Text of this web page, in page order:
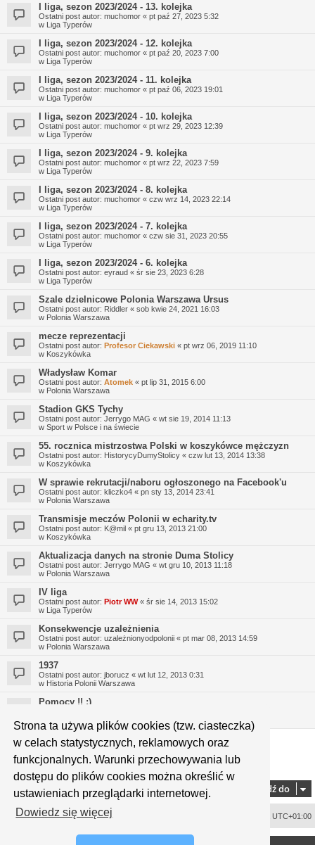
Strona ta używa plików cookies (tzw. ciasteczka)
w celach statystycznych, reklamowych oraz
funkcjonalnych. Warunki przechowywania lub
dostępu do plików cookies można określić w
ustawieniach przeglądarki internetowej.
Dowiedz się więcej
I liga, sezon 2023/2024 - 13. kolejka
Ostatni post autor: muchomor « pt paź 27, 2023 5:32
w Liga Typerów
I liga, sezon 2023/2024 - 12. kolejka
Ostatni post autor: muchomor « pt paź 20, 2023 7:00
w Liga Typerów
I liga, sezon 2023/2024 - 11. kolejka
Ostatni post autor: muchomor « pt paź 06, 2023 19:01
w Liga Typerów
I liga, sezon 2023/2024 - 10. kolejka
Ostatni post autor: muchomor « pt wrz 29, 2023 12:39
w Liga Typerów
I liga, sezon 2023/2024 - 9. kolejka
Ostatni post autor: muchomor « pt wrz 22, 2023 7:59
w Liga Typerów
I liga, sezon 2023/2024 - 8. kolejka
Ostatni post autor: muchomor « czw wrz 14, 2023 22:14
w Liga Typerów
I liga, sezon 2023/2024 - 7. kolejka
Ostatni post autor: muchomor « czw sie 31, 2023 20:55
w Liga Typerów
I liga, sezon 2023/2024 - 6. kolejka
Ostatni post autor: eyraud « śr sie 23, 2023 6:28
w Liga Typerów
Szale dzielnicowe Polonia Warszawa Ursus
Ostatni post autor: Riddler « sob kwie 24, 2021 16:03
w Polonia Warszawa
mecze reprezentacji
Ostatni post autor: Profesor Ciekawski « pt wrz 06, 2019 11:10
w Koszykówka
Władysław Komar
Ostatni post autor: Atomek « pt lip 31, 2015 6:00
w Polonia Warszawa
Stadion GKS Tychy
Ostatni post autor: Jerrygo MAG « wt sie 19, 2014 11:13
w Sport w Polsce i na świecie
55. rocznica mistrzostwa Polski w koszykówce mężczyzn
Ostatni post autor: HistorycyDumyStolicy « czw lut 13, 2014 13:38
w Koszykówka
W sprawie rekrutacji/naboru ogłoszonego na Facebook'u
Ostatni post autor: kliczko4 « pn sty 13, 2014 23:41
w Polonia Warszawa
Transmisje meczów Polonii w echarity.tv
Ostatni post autor: K@mil « pt gru 13, 2013 21:00
w Koszykówka
Aktualizacja danych na stronie Duma Stolicy
Ostatni post autor: Jerrygo MAG « wt gru 10, 2013 11:18
w Polonia Warszawa
IV liga
Ostatni post autor: Piotr WW« śr sie 14, 2013 15:02
w Liga Typerów
Konsekwencje uzależnienia
Ostatni post autor: uzależnionyodpolonii « pt mar 08, 2013 14:59
w Polonia Warszawa
1937
Ostatni post autor: jborucz « wt lut 12, 2013 0:31
w Historia Polonii Warszawa
Pomocy !! :)
Polonia Warszawa
Znaleziono 323 wyniki Strona1z9
1 2 3 4 5 …
Przejdź do
UTC+01:00